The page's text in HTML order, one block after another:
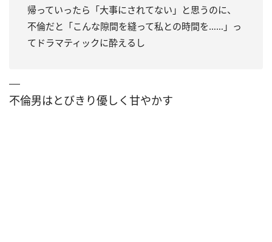
帰っていったら「大事にされてない」と思うのに、
不倫だと「こんな隙間を縫って私との時間を……」っ
てドラマティックに酔えるし
不倫男はとびきり優しく甘やかす